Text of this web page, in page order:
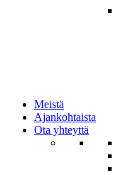
Meistä
Ajankohtaista
Ota yhteyttä